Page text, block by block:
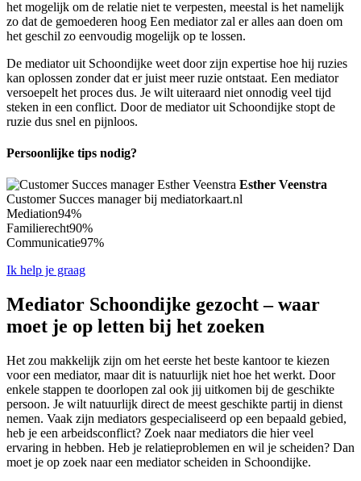
het mogelijk om de relatie niet te verpesten, meestal is het namelijk
zo dat de gemoederen hoog Een mediator zal er alles aan doen om
het geschil zo eenvoudig mogelijk op te lossen.
De mediator uit Schoondijke weet door zijn expertise hoe hij ruzies
kan oplossen zonder dat er juist meer ruzie ontstaat. Een mediator
versoepelt het proces dus. Je wilt uiteraard niet onnodig veel tijd
steken in een conflict. Door de mediator uit Schoondijke stopt de
ruzie dus snel en pijnloos.
Persoonlijke tips nodig?
Esther Veenstra
Customer Succes manager bij mediatorkaart.nl
Mediation94%
Familierecht90%
Communicatie97%
Ik help je graag
Mediator Schoondijke gezocht – waar
moet je op letten bij het zoeken
Het zou makkelijk zijn om het eerste het beste kantoor te kiezen
voor een mediator, maar dit is natuurlijk niet hoe het werkt. Door
enkele stappen te doorlopen zal ook jij uitkomen bij de geschikte
persoon. Je wilt natuurlijk direct de meest geschikte partij in dienst
nemen. Vaak zijn mediators gespecialiseerd op een bepaald gebied,
heb je een arbeidsconflict? Zoek naar mediators die hier veel
ervaring in hebben. Heb je relatieproblemen en wil je scheiden? Dan
moet je op zoek naar een mediator scheiden in Schoondijke.